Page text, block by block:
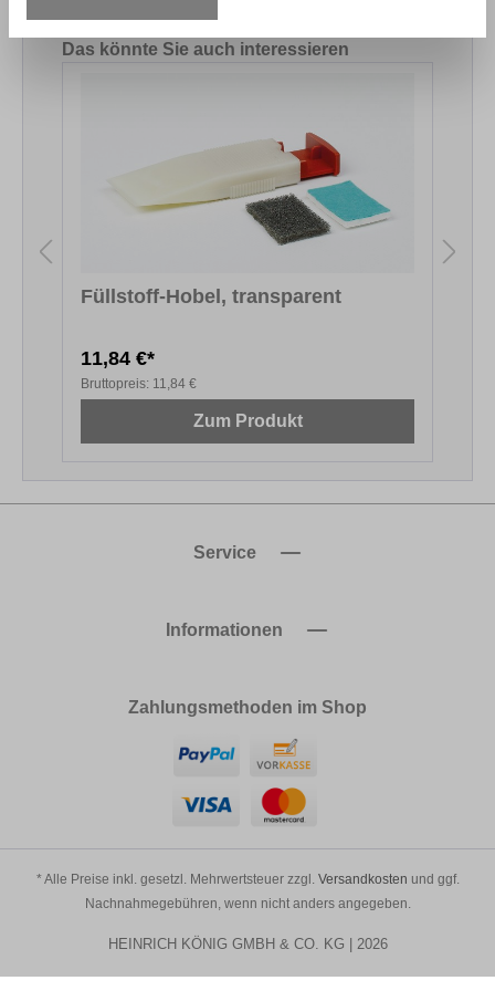
Produktgalerie überspringen
Das könnte Sie auch interessieren
Füllstoff-Hobel, transparent
11,84 €*
Bruttopreis: 11,84 €
Zum Produkt
Service
Informationen
Zahlungsmethoden im Shop
* Alle Preise inkl. gesetzl. Mehrwertsteuer zzgl. Versandkosten und ggf.
Nachnahmegebühren, wenn nicht anders angegeben.
HEINRICH KÖNIG GMBH & CO. KG | 2026